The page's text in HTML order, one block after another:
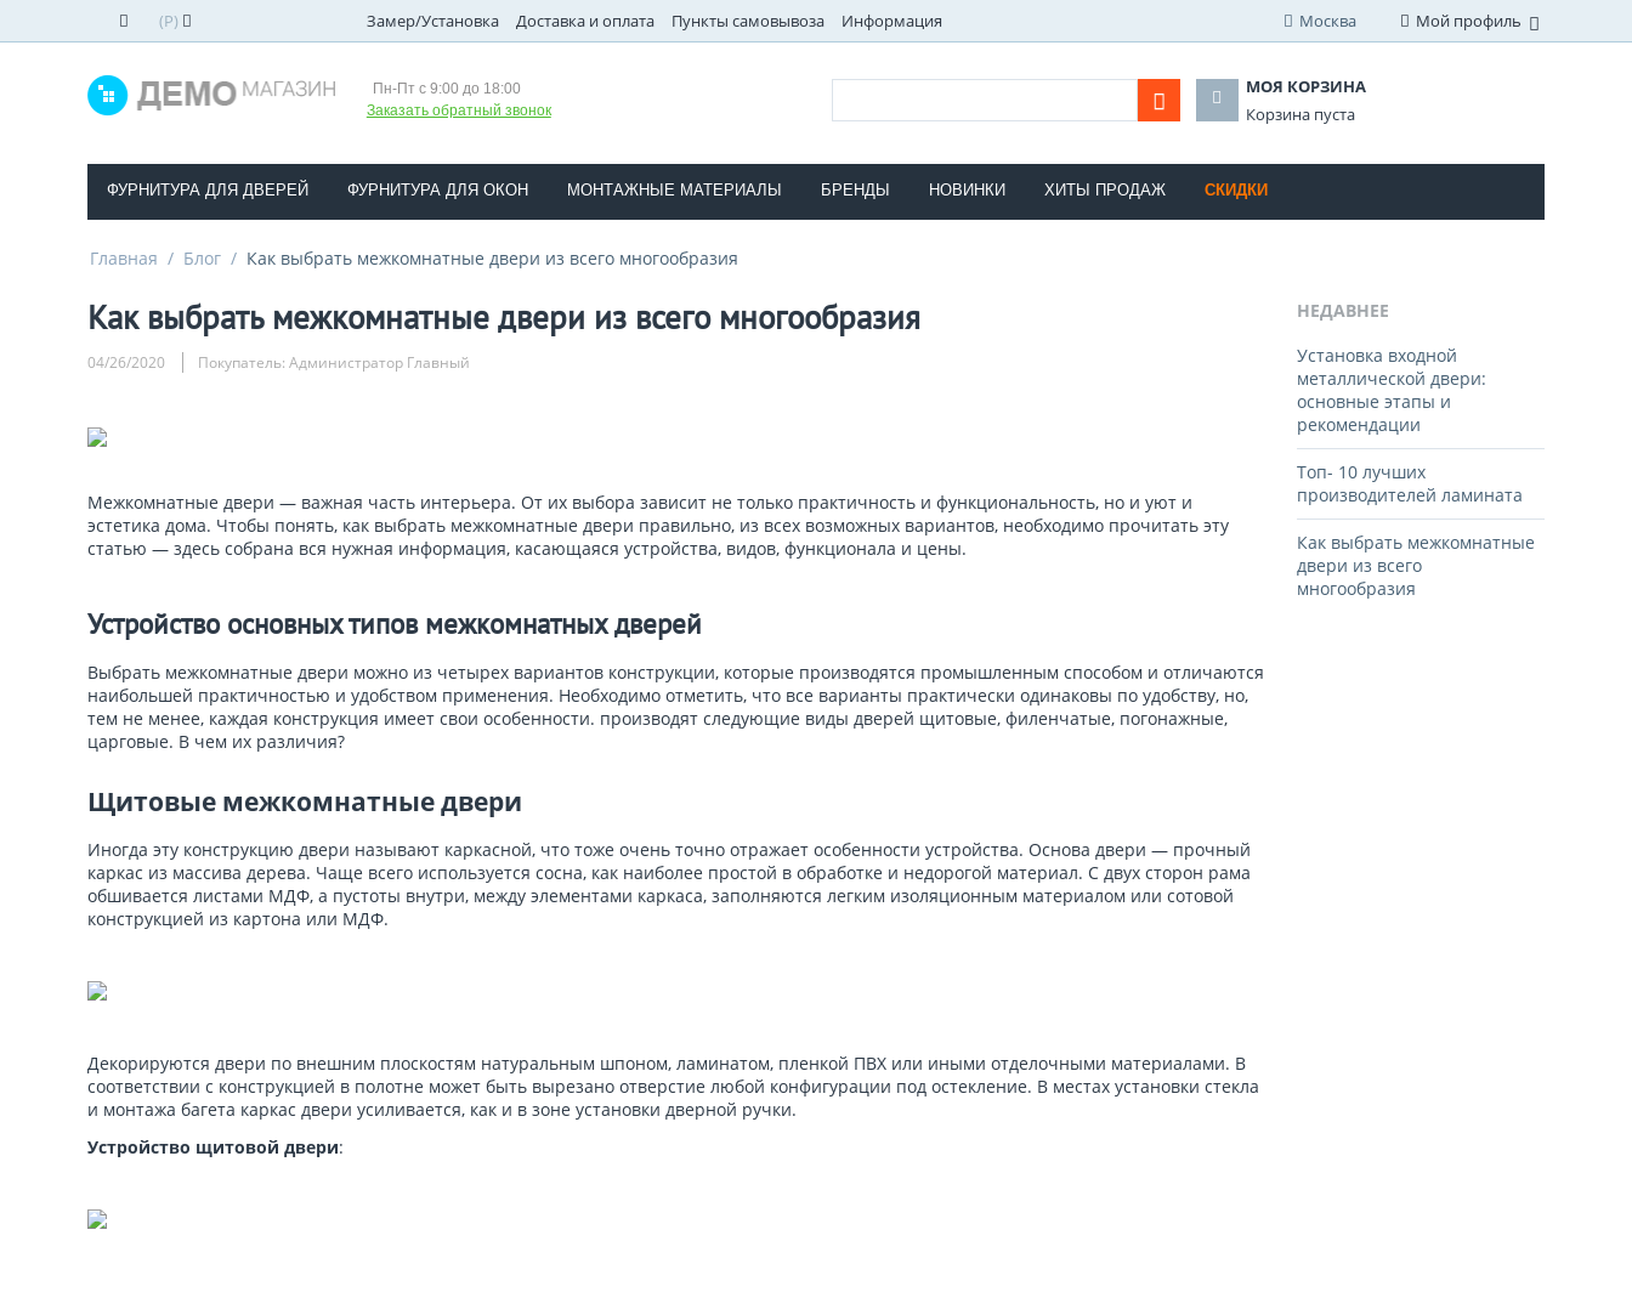
(Р) Замер/Установка Доставка и оплата Пункты самовывоза Информация Москва Мой профиль
Пн-Пт с 9:00 до 18:00
Заказать обратный звонок
МОЯ КОРЗИНА
Корзина пуста
ФУРНИТУРА ДЛЯ ДВЕРЕЙ ФУРНИТУРА ДЛЯ ОКОН МОНТАЖНЫЕ МАТЕРИАЛЫ БРЕНДЫ НОВИНКИ ХИТЫ ПРОДАЖ СКИДКИ
Главная / Блог / Как выбрать межкомнатные двери из всего многообразия
Как выбрать межкомнатные двери из всего многообразия
04/26/2020 Покупатель: Администратор Главный
Межкомнатные двери — важная часть интерьера. От их выбора зависит не только практичность и функциональность, но и уют и
эстетика дома. Чтобы понять, как выбрать межкомнатные двери правильно, из всех возможных вариантов, необходимо прочитать эту
статью — здесь собрана вся нужная информация, касающаяся устройства, видов, функционала и цены.
Устройство основных типов межкомнатных дверей
Выбрать межкомнатные двери можно из четырех вариантов конструкции, которые производятся промышленным способом и отличаются
наибольшей практичностью и удобством применения. Необходимо отметить, что все варианты практически одинаковы по удобству, но,
тем не менее, каждая конструкция имеет свои особенности. производят следующие виды дверей щитовые, филенчатые, погонажные,
царговые. В чем их различия?
Щитовые межкомнатные двери
Иногда эту конструкцию двери называют каркасной, что тоже очень точно отражает особенности устройства. Основа двери — прочный
каркас из массива дерева. Чаще всего используется сосна, как наиболее простой в обработке и недорогой материал. С двух сторон рама
обшивается листами МДФ, а пустоты внутри, между элементами каркаса, заполняются легким изоляционным материалом или сотовой
конструкцией из картона или МДФ.
Декорируются двери по внешним плоскостям натуральным шпоном, ламинатом, пленкой ПВХ или иными отделочными материалами. В
соответствии с конструкцией в полотне может быть вырезано отверстие любой конфигурации под остекление. В местах установки стекла
и монтажа багета каркас двери усиливается, как и в зоне установки дверной ручки.
Устройство щитовой двери:
НЕДАВНЕЕ
Установка входной
металлической двери:
основные этапы и
рекомендации
Топ- 10 лучших
производителей ламината
Как выбрать межкомнатные
двери из всего
многообразия